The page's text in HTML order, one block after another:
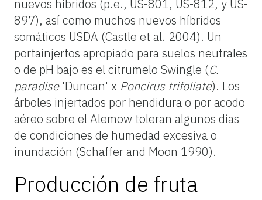
nuevos híbridos (p.e., US-801, US-812, y US-
897), así como muchos nuevos híbridos
somáticos USDA (Castle et al. 2004). Un
portainjertos apropiado para suelos neutrales
o de pH bajo es el citrumelo Swingle (C.
paradise'Duncan' x Poncirus trifoliate). Los
árboles injertados por hendidura o por acodo
aéreo sobre el Alemow toleran algunos días
de condiciones de humedad excesiva o
inundación (Schaffer and Moon 1990).
Producción de fruta